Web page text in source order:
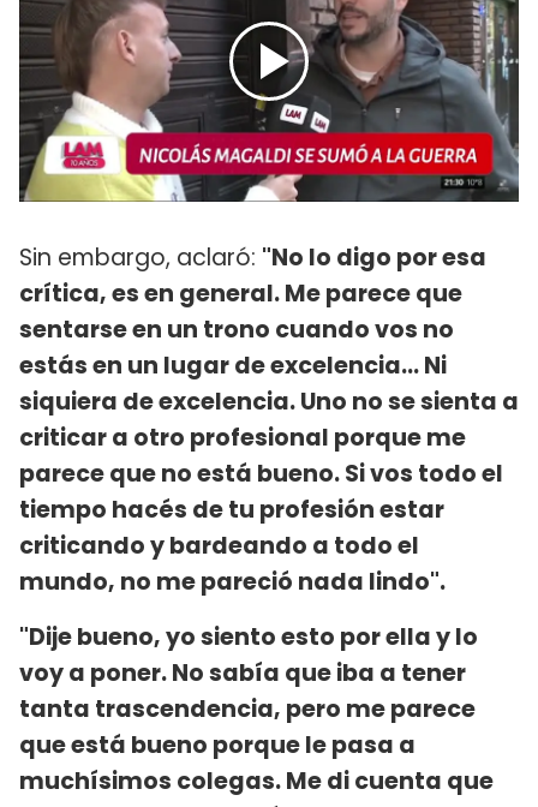
Sin embargo, aclaró: "No lo digo por esa
crítica, es en general. Me parece que
sentarse en un trono cuando vos no
estás en un lugar de excelencia... Ni
siquiera de excelencia. Uno no se sienta a
criticar a otro profesional porque me
parece que no está bueno. Si vos todo el
tiempo hacés de tu profesión estar
criticando y bardeando a todo el
mundo, no me pareció nada lindo".
"Dije bueno, yo siento esto por ella y lo
voy a poner. No sabía que iba a tener
tanta trascendencia, pero me parece
que está bueno porque le pasa a
muchísimos colegas. Me di cuenta que